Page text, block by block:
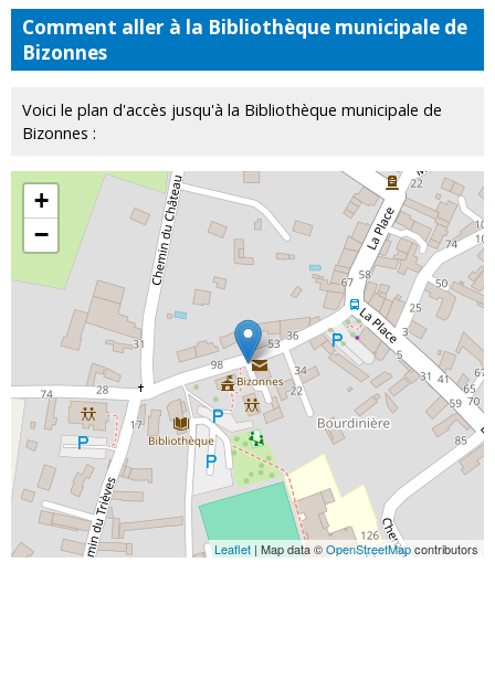
Comment aller à la Bibliothèque municipale de
Bizonnes
Voici le plan d'accès jusqu'à la Bibliothèque municipale de
Bizonnes :
+
−
Leaflet | Map data ©OpenStreetMapcontributors